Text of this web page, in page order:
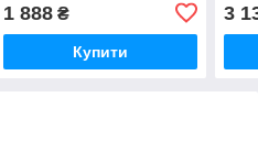
1 888₴
Купити
3